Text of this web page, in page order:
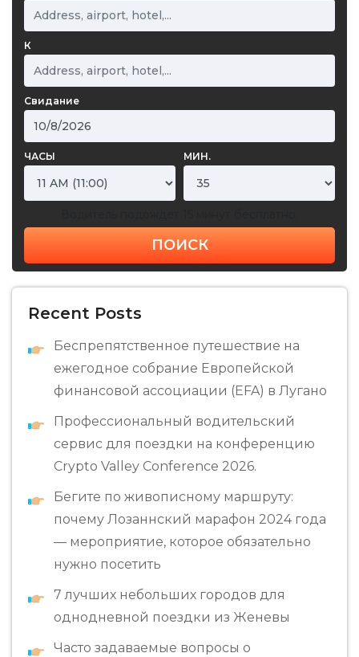
К
Свидание
ЧАСЫ МИН.
ПОИСК
Recent Posts
Беспрепятственное путешествие на
ежегодное собрание Европейской
финансовой ассоциации (EFA) в Лугано
Профессиональный водительский
сервис для поездки на конференцию
Crypto Valley Conference 2026.
Бегите по живописному маршруту:
почему Лозаннский марафон 2024 года
— мероприятие, которое обязательно
нужно посетить
7 лучших небольших городов для
однодневной поездки из Женевы
Часто задаваемые вопросы о